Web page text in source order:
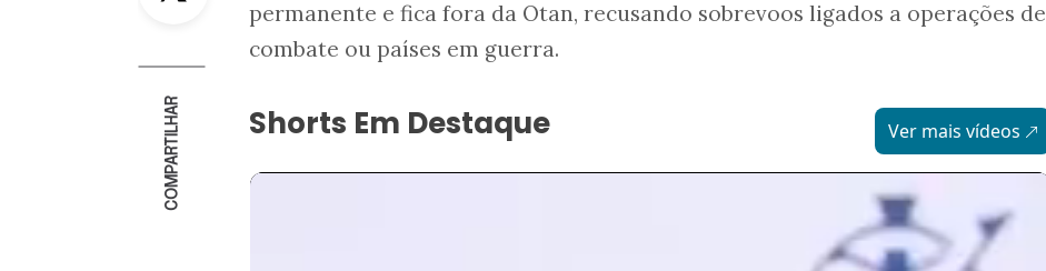
COMPARTILHAR
permanente e fica fora da Otan, recusando sobrevoos ligados a operações de
combate ou países em guerra.
Shorts Em Destaque Ver mais vídeos